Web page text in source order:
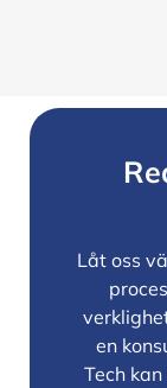
Låt oss
en
Tech